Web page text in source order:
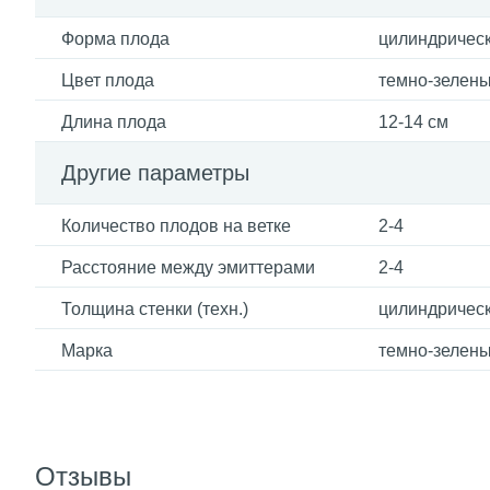
Форма плода
Цвет плода темно-
Длина плода 12-14 см
Другие параметры
Количество плодов на ветке 2-4
Расстояние между эмиттерами 2-4
Толщина стенки (техн.)
Марка темно-
Отзывы